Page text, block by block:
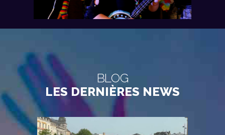
BLOG
LES DERNIÈRES NEWS